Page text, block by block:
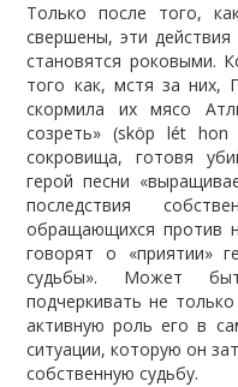
Только после того,
свершены, эти
становятся роковыми.
того как, мстя за них,
скормила их мясо
созреть» (sköp lét
сокровища, готовя
герой песни
последствия
обращающихся против
говорят о «приятии»
судьбы». Может
подчеркивать не
активную роль его в
ситуации, которую он
собственную судьбу.